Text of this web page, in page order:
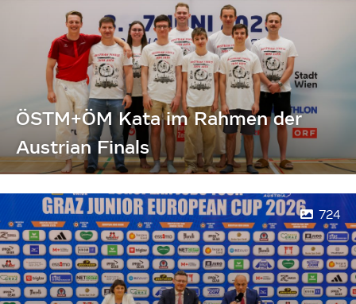
ÖSTM+ÖM Kata im Rahmen der
Austrian Finals
724